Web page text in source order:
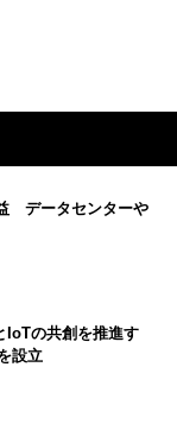
データセンターや
IoTの共創を推進す
設立